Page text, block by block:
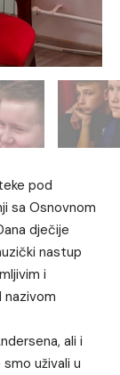
pod
sa Osnovnom
dječije
nastup
i
ali i
uživali u